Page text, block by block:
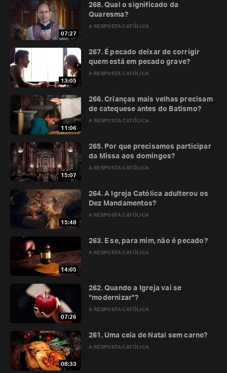
07:27
A RESPOSTA CATÓLICA
268. Qual o significado da
Quaresma?
13:05
A RESPOSTA CATÓLICA
267. É pecado deixar de corrigir
quem está em pecado grave?
11:06
A RESPOSTA CATÓLICA
266. Crianças mais velhas precisam
de catequese antes do Batismo?
15:07
A RESPOSTA CATÓLICA
265. Por que precisamos participar
da Missa aos domingos?
15:48
A RESPOSTA CATÓLICA
264. A Igreja Católica adulterou os
Dez Mandamentos?
14:05
A RESPOSTA CATÓLICA
263. E se, para mim, não é pecado?
07:26
A RESPOSTA CATÓLICA
262. Quando a Igreja vai se
“modernizar”?
08:33
A RESPOSTA CATÓLICA
261. Uma ceia de Natal sem carne?